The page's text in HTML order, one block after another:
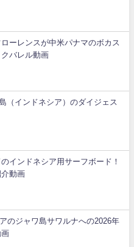
ーレンスが中米パナマのボカス
バレル動画
（インドネシア）のダイジェス
インドネシア用サーフボード！
動画
のジャワ島サワルナへの2026年
画